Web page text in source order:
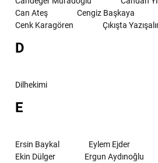
Can Ateş
Cengiz Başkaya
Cenk Karagören
Çıkışta
D
Dilhekimi
E
Ersin Baykal Eylem Ejder
Ekin Dülger
Ergun Aydınoğlu